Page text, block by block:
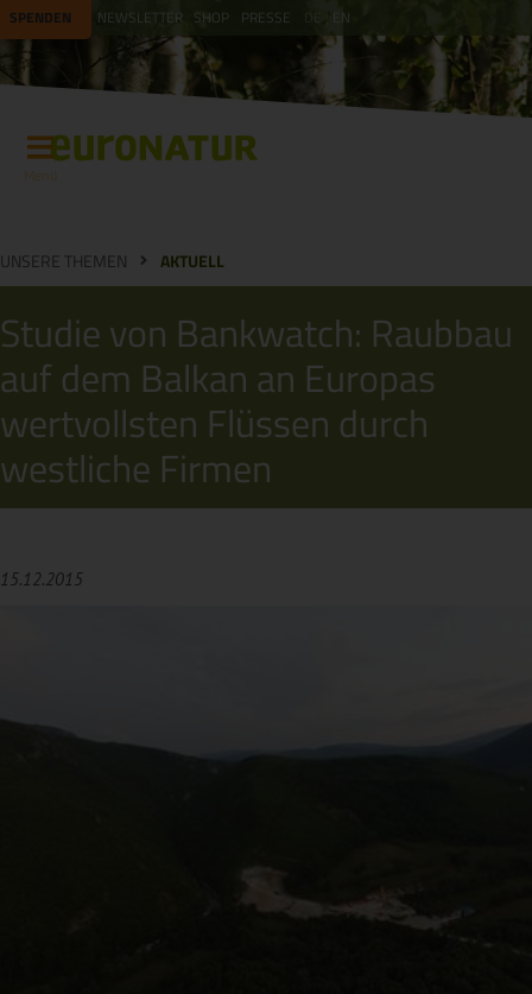
SPENDEN NEWSLETTER SHOP PRESSE EN
UNSERE THEMEN AKTUELL
Studie von Bankwatch: Raubbau
auf dem Balkan an Europas
wertvollsten Flüssen durch
westliche Firmen
15.12.2015